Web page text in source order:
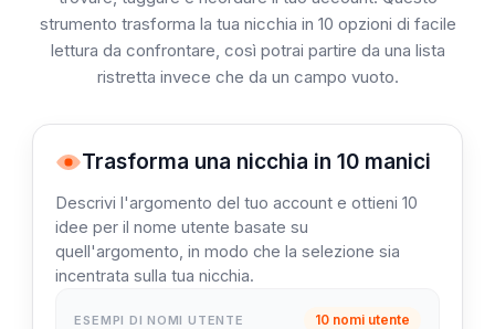
strumento trasforma la tua nicchia in 10 opzioni di facile
lettura da confrontare, così potrai partire da una lista
ristretta invece che da un campo vuoto.
Trasforma una nicchia in 10 manici
Descrivi l'argomento del tuo account e ottieni 10
idee per il nome utente basate su
quell'argomento, in modo che la selezione sia
incentrata sulla tua nicchia.
ESEMPI DI NOMI UTENTE 10 nomi utente